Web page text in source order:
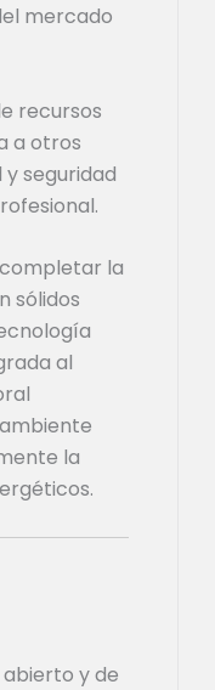
mercado
recursos
a otros
seguridad
la
sólidos
al
la
y de